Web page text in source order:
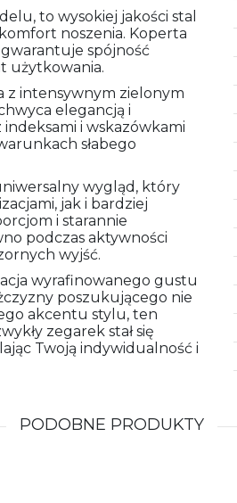
to wysokiej jakości stal
noszenia. Koperta
gwarantuje spójność
użytkowania.
z intensywnym zielonym
elegancją i
i wskazówkami
słabego
wygląd, który
jak i bardziej
i starannie
podczas aktywności
wyjść.
wyrafinowanego gustu
poszukującego nie
akcentu stylu, ten
zegarek stał się
Twoją indywidualność i
PODOBNE PRODUKTY